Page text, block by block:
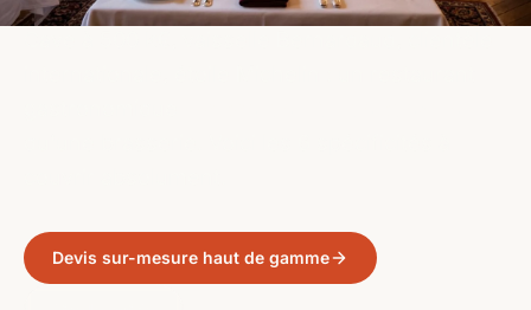
Devis sur-mesure haut de gamme